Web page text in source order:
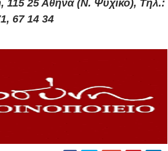
115 25 Αθήνα (Ν. Ψυχικό), Τηλ.:
67 14 34